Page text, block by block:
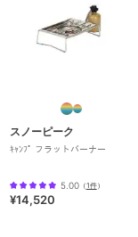
スノーピーク
ｷｬﾝﾌﾟ フラットバーナー
5.00（1件）
¥14,520